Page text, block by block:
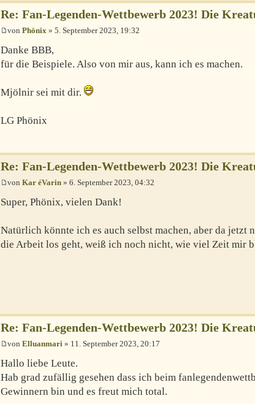
Re: Fan-Legenden-Wettbewerb 2023! Die
von Phönix » 5. September 2023, 19:32
Danke BBB,
für die Beispiele. Also von mir aus, kann ich es machen.
Mjölnir sei mit dir.
LG Phönix
Re: Fan-Legenden-Wettbewerb 2023! Die
von Kar éVarin » 6. September 2023, 04:32
Super, Phönix, vielen Dank!
Natürlich könnte ich es auch selbst machen, aber da jetzt
die Arbeit los geht, weiß ich noch nicht, wie viel Zeit mir
Re: Fan-Legenden-Wettbewerb 2023! Die
von Elluanmari » 11. September 2023, 20:17
Hallo liebe Leute.
Hab grad zufällig gesehen dass ich beim
Gewinnern bin und es freut mich total.